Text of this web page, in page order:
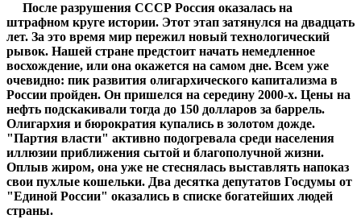
После разрушения СССР Россия оказалась на
штрафном круге истории. Этот этап затянулся на двадцать
лет. За это время мир пережил новый технологический
рывок. Нашей стране предстоит начать немедленное
восхождение, или она окажется на самом дне. Всем уже
очевидно: пик развития олигархического капитализма в
России пройден. Он пришелся на середину 2000-х. Цены на
нефть подскакивали тогда до 150 долларов за баррель.
Олигархия и бюрократия купались в золотом дожде.
"Партия власти" активно подогревала среди населения
иллюзии приближения сытой и благополучной жизни.
Оплыв жиром, она уже не стеснялась выставлять напоказ
свои пухлые кошельки. Два десятка депутатов Госдумы от
"Единой России" оказались в списке богатейших людей
страны.